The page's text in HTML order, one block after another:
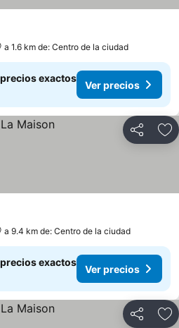
a 1.6 km de: Centro de la ciudad
exactos
Ver precios
Compartir
a 9.4 km de: Centro de la ciudad
exactos
Ver precios
Compartir